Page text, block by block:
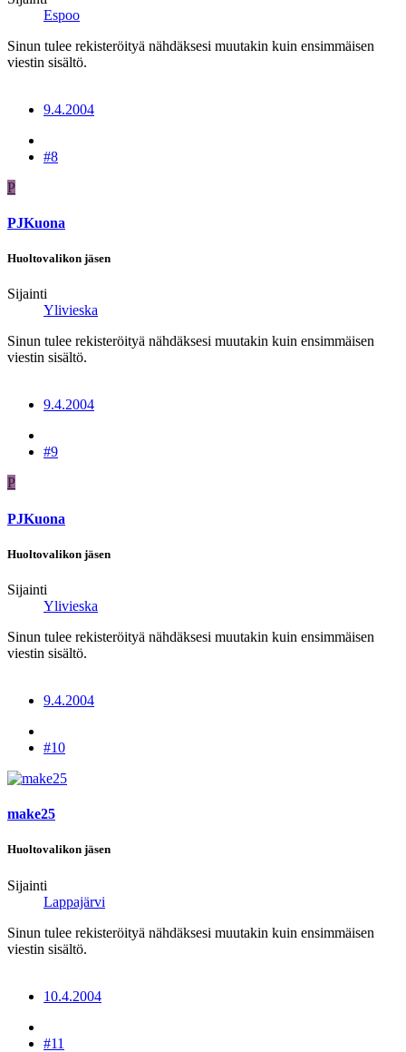
Espoo
Sinun tulee rekisteröityä nähdäksesi muutakin kuin ensimmäisen
viestin sisältö.
9.4.2004
#8
P
PJKuona
Huoltovalikon jäsen
Sijainti
Ylivieska
Sinun tulee rekisteröityä nähdäksesi muutakin kuin ensimmäisen
viestin sisältö.
9.4.2004
#9
P
PJKuona
Huoltovalikon jäsen
Sijainti
Ylivieska
Sinun tulee rekisteröityä nähdäksesi muutakin kuin ensimmäisen
viestin sisältö.
9.4.2004
#10
make25
Huoltovalikon jäsen
Sijainti
Lappajärvi
Sinun tulee rekisteröityä nähdäksesi muutakin kuin ensimmäisen
viestin sisältö.
10.4.2004
#11